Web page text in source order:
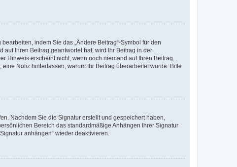
indem Sie das „Ändere Beitrag“-Symbol für den
Ihren Beitrag geantwortet hat, wird Ihr Beitrag in der
Hinweis erscheint nicht, wenn noch niemand auf Ihren Beitrag
Notiz hinterlassen, warum Ihr Beitrag überarbeitet wurde. Bitte
Nachdem Sie die Signatur erstellt und gespeichert haben,
Bereich das standardmäßige Anhängen Ihrer Signatur
anhängen“ wieder deaktivieren.